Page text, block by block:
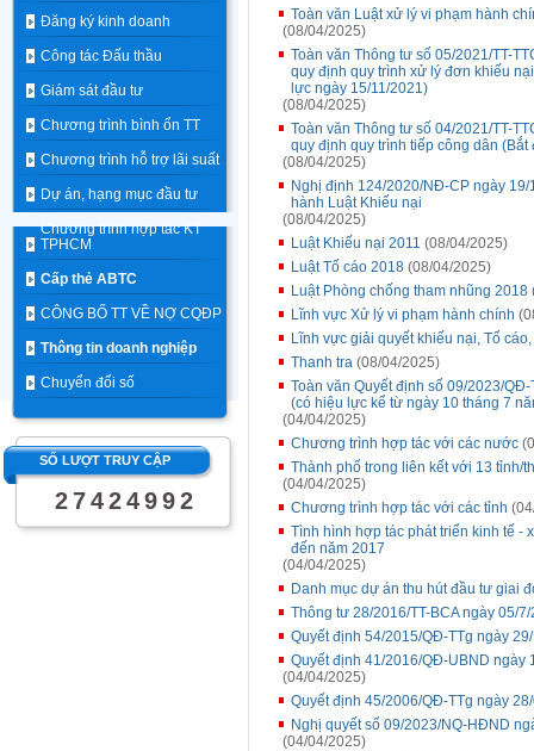
Đăng ký kinh doanh
Công tác Đấu thầu
Giám sát đầu tư
Chương trình bình ổn TT
Chương trình hỗ trợ lãi suất
Dự án, hạng mục đầu tư
Chương trình hợp tác KT
TPHCM
Cấp thẻ ABTC
CÔNG BỐ TT VỀ NỢ CQĐP
Thông tin doanh nghiệp
Chuyển đổi số
SỐ LƯỢT TRUY CẬP
2 7 4 2 4 9 9 2
Toàn văn Luật xử lý vi phạm hành
(08/04/2025)
Toàn văn Thông tư số 05/2021/TT-
quy định quy trình xử lý đơn khiếu
lực ngày 15/11/2021)
(08/04/2025)
Toàn văn Thông tư số 04/2021/TT-
quy định quy trình tiếp công dân
(08/04/2025)
Nghị định 124/2020/NĐ-CP ngày
hành Luật Khiếu nại
(08/04/2025)
Luật Khiếu nại 2011 (08/04/2025)
Luật Tố cáo 2018 (08/04/2025)
Luật Phòng chống tham nhũng 2018
Lĩnh vực Xử lý vi phạm hành chính
Lĩnh vực giải quyết khiếu nại, Tố
Thanh tra (08/04/2025)
Toàn văn Quyết định số 09/2023/
(có hiệu lực kể từ ngày 10 tháng 7
(04/04/2025)
Chương trình hợp tác với các nước
Thành phố trong liên kết với 13 tỉnh/
(04/04/2025)
Chương trình hợp tác với các tỉnh
Tình hình hợp tác phát triển kinh tế -
đến năm 2017
(04/04/2025)
Danh mục dự án thu hút đầu tư giai
Thông tư 28/2016/TT-BCA ngày 05/
Quyết định 54/2015/QĐ-TTg ngày
Quyết định 41/2016/QĐ-UBND ngày
(04/04/2025)
Quyết định 45/2006/QĐ-TTg ngày
Nghị quyết số 09/2023/NQ-HĐND
(04/04/2025)